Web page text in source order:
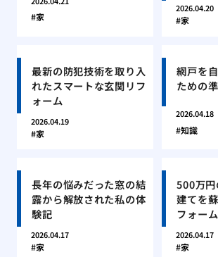
家
2026.04.20
家
最新の防犯技術を取り入
れたスマートな玄関リフ
ォーム
2026.04.19
家
網戸を
ための
2026.04.18
知識
長年の悩みだった窓の結
露から解放された私の体
験記
2026.04.17
家
500万
建てを
フォー
2026.04.17
家